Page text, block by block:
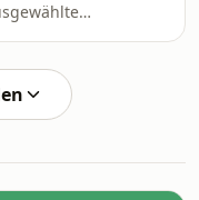
US-
fuer-KI-